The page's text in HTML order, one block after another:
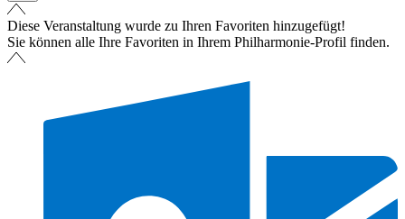
Diese Veranstaltung wurde zu Ihren Favoriten hinzugefügt!
Sie können alle Ihre Favoriten in Ihrem Philharmonie-Profil finden.